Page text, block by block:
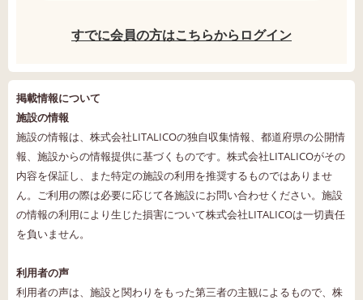
すでに会員の方はこちらからログイン
掲載情報について
施設の情報
施設の情報は、株式会社LITALICOの独自収集情報、都道府県の公開情
報、施設からの情報提供に基づくものです。株式会社LITALICOがその
内容を保証し、また特定の施設の利用を推奨するものではありませ
ん。ご利用の際は必要に応じて各施設にお問い合わせください。施設
の情報の利用により生じた損害について株式会社LITALICOは一切責任
を負いません。
利用者の声
利用者の声は、施設と関わりをもった第三者の主観によるもので、株